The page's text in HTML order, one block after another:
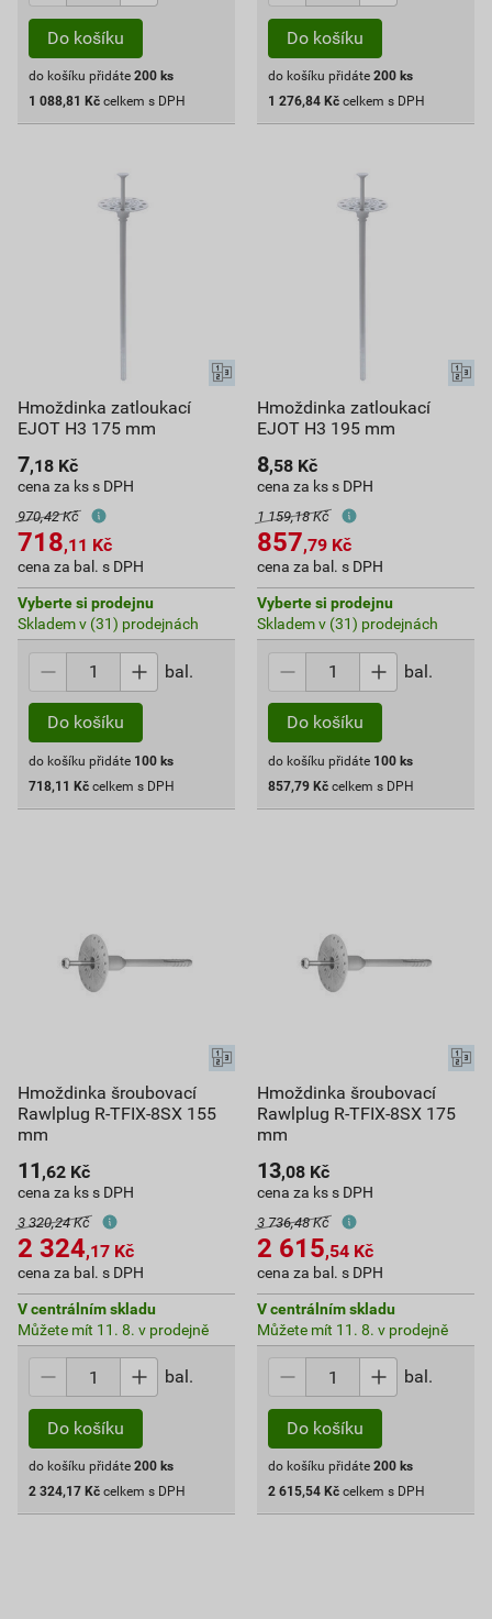
Do košíku
do košíku přidáte 200 ks
1 088,81 Kč celkem s DPH
Do košíku
do košíku přidáte 200 ks
1 276,84 Kč celkem s DPH
Hmoždinka zatloukací
EJOT H3 175 mm
7,18 Kč
cena za ks s DPH
970,42 Kč
718,11 Kč
cena za bal. s DPH
Vyberte si prodejnu
Skladem v (31) prodejnách
bal.
Do košíku
do košíku přidáte 100 ks
718,11 Kč celkem s DPH
Hmoždinka zatloukací
EJOT H3 195 mm
8,58 Kč
cena za ks s DPH
1 159,18 Kč
857,79 Kč
cena za bal. s DPH
Vyberte si prodejnu
Skladem v (31) prodejnách
bal.
Do košíku
do košíku přidáte 100 ks
857,79 Kč celkem s DPH
Hmoždinka šroubovací
Rawlplug R-TFIX-8SX 155
mm
11 ,62 Kč
cena za ks s DPH
3 320,24 Kč
2 324,17 Kč
cena za bal. s DPH
V centrálním skladu
Můžete mít 11. 8. v prodejně
bal.
Do košíku
do košíku přidáte 200 ks
2 324,17 Kč celkem s DPH
Hmoždinka šroubovací
Rawlplug R-TFIX-8SX 175
mm
13,08 Kč
cena za ks s DPH
3 736,48 Kč
2 615,54 Kč
cena za bal. s DPH
V centrálním skladu
Můžete mít 11. 8. v prodejně
bal.
Do košíku
do košíku přidáte 200 ks
2 615,54 Kč celkem s DPH